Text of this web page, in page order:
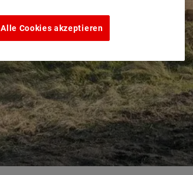
Alle Cookies akzeptieren